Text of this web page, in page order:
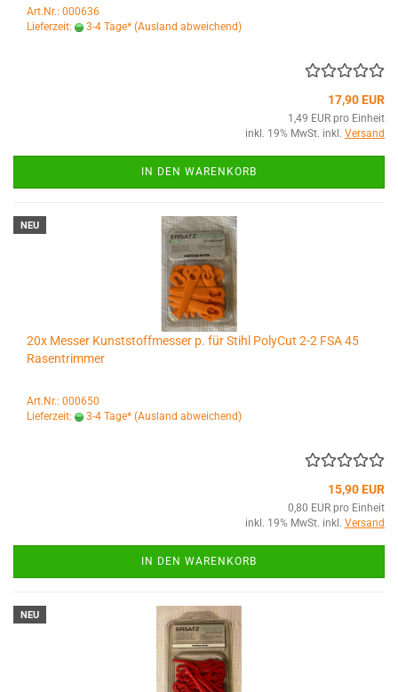
Art.Nr.: 000636
Lieferzeit:
3-4 Tage* (Ausland abweichend)
17,90 EUR
1,49 EUR pro Einheit
inkl. 19% MwSt. inkl. Versand
IN DEN WARENKORB
NEU
20x Messer Kunststoffmesser p. für Stihl PolyCut 2-2 FSA 45
Rasentrimmer
Art.Nr.: 000650
Lieferzeit:
3-4 Tage* (Ausland abweichend)
15,90 EUR
0,80 EUR pro Einheit
inkl. 19% MwSt. inkl. Versand
IN DEN WARENKORB
NEU